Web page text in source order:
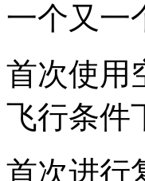
一个又一
首次使用
飞行条件
首次进行